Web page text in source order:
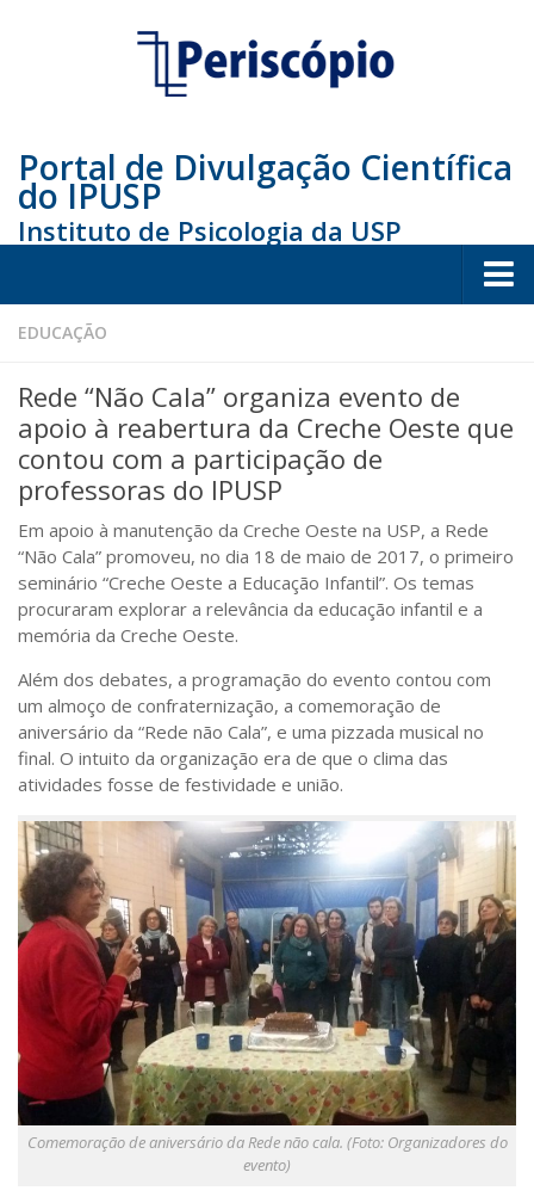
Portal de Divulgação Científica
do IPUSP
Instituto de Psicologia da USP
Home
Educação
Arte e Cultura
Bio
Saúde
Seções
Mural do IP
Perfil
Commentor
Lançamento
Psico-HQ
Dossiês
Gênero
Alfabetização
Transtorno do Espectro Autista
Contato
Quem somos
Sobre o Portal
EDUCAÇÃO
Rede “Não Cala” organiza evento de
apoio à reabertura da Creche Oeste que
contou com a participação de
professoras do IPUSP
Em apoio à manutenção da Creche Oeste na USP, a Rede
“Não Cala” promoveu, no dia 18 de maio de 2017, o primeiro
seminário “Creche Oeste a Educação Infantil”. Os temas
procuraram explorar a relevância da educação infantil e a
memória da Creche Oeste.
Além dos debates, a programação do evento contou com
um almoço de confraternização, a comemoração de
aniversário da “Rede não Cala”, e uma pizzada musical no
final. O intuito da organização era de que o clima das
atividades fosse de festividade e união.
Comemoração de aniversário da Rede não cala. (Foto: Organizadores do
evento)